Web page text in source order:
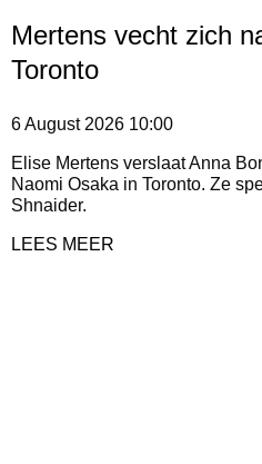
Mertens vecht zich
Toronto
6 August 2026 10:00
Elise Mertens verslaat Anna
Naomi Osaka in Toronto. Ze
Shnaider.
LEES MEER